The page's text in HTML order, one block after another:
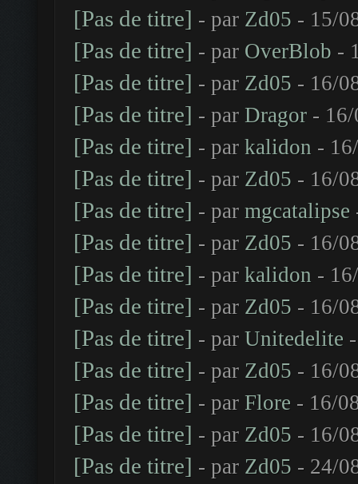
[Pas de titre] - par Zd05 - 15/
[Pas de titre] - par OverBlob -
[Pas de titre] - par Zd05 - 16/
[Pas de titre] - par Dragor -
[Pas de titre] - par kalidon -
[Pas de titre] - par Zd05 - 16/
[Pas de titre] - par mgcatalipse
[Pas de titre] - par Zd05 - 16/
[Pas de titre] - par kalidon -
[Pas de titre] - par Zd05 - 16/
[Pas de titre] - par Unitedelite
[Pas de titre] - par Zd05 - 16/
[Pas de titre] - par Flore - 16/
[Pas de titre] - par Zd05 - 16/
[Pas de titre] - par Zd05 - 24/